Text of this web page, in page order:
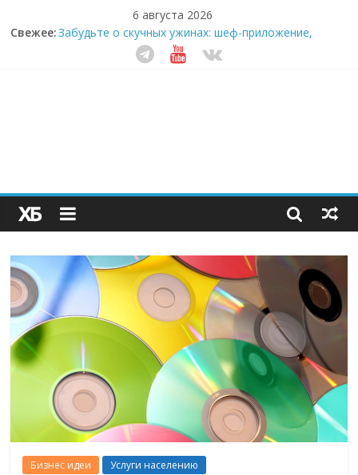
6 августа 2026
Свежее:Забудьте о скучных ужинах: шеф-приложение,
которое видит вашу еду насквозь
Небо зовёт: как бизнес на полётах дронов и
Секрет супергидратации: почему кокосовая вода с
пребиотиками становится главным трендом
здорового питания
Бизнес идеи Услуги населению